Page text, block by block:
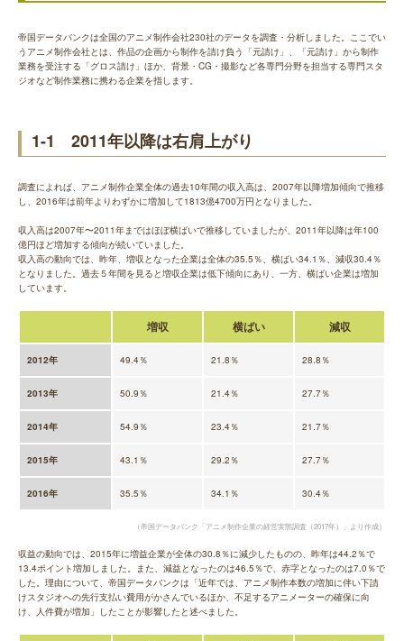
帝国データバンクは全国のアニメ制作会社230社のデータを調査・分析しました。ここでい
うアニメ制作会社とは、作品の企画から制作を請け負う「元請け」、「元請け」から制作
業務を受注する「グロス請け」ほか、背景・CG・撮影など各専門分野を担当する専門スタ
ジオなど制作業務に携わる企業を指します。
1-1 2011年以降は右肩上がり
調査によれば、アニメ制作企業全体の過去10年間の収入高は、2007年以降増加傾向で推移
し、2016年は前年よりわずかに増加して1813億4700万円となりました。
収入高は2007年〜2011年まではほぼ横ばいで推移していましたが、2011年以降は年100
億円ほど増加する傾向が続いていました。
収入高の動向では、昨年、増収となった企業は全体の35.5％、横ばい34.1％、減収30.4％
となりました。過去５年間を見ると増収企業は低下傾向にあり、一方、横ばい企業は増加
しています。
増収 横ばい 減収
2012年 49.4％ 21.8％ 28.8％
2013年 50.9％ 21.4％ 27.7％
2014年 54.9％ 23.4％ 21.7％
2015年 43.1％ 29.2％ 27.7％
2016年 35.5％ 34.1％ 30.4％
（帝国データバンク「アニメ制作企業の経営実態調査（2017年）」より作成）
収益の動向では、2015年に増益企業が全体の30.8％に減少したものの、昨年は44.2％で
13.4ポイント増加しました。また、減益となったのは46.5％で、赤字となったのは7.0％で
した。理由について、帝国データバンクは「近年では、アニメ制作本数の増加に伴い下請
けスタジオへの先行支払い費用がかさんでいるほか、不足するアニメーターの確保に向
け、人件費が増加」したことが影響したと述べました。